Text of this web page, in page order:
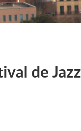
de Jazz